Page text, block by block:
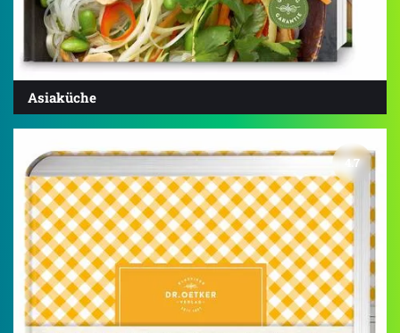
Asiaküche
4.7